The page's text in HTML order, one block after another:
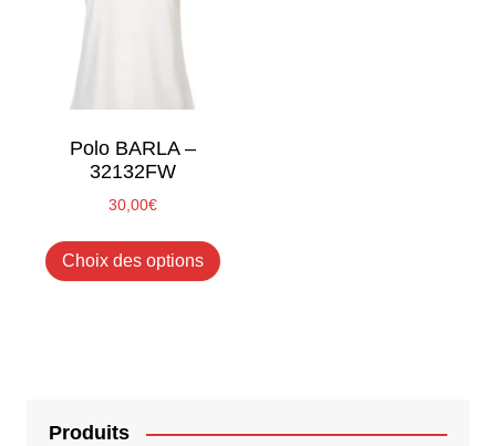
Polo BARLA –
32132FW
30,00€
Choix des options
produit
peuvent
Produits